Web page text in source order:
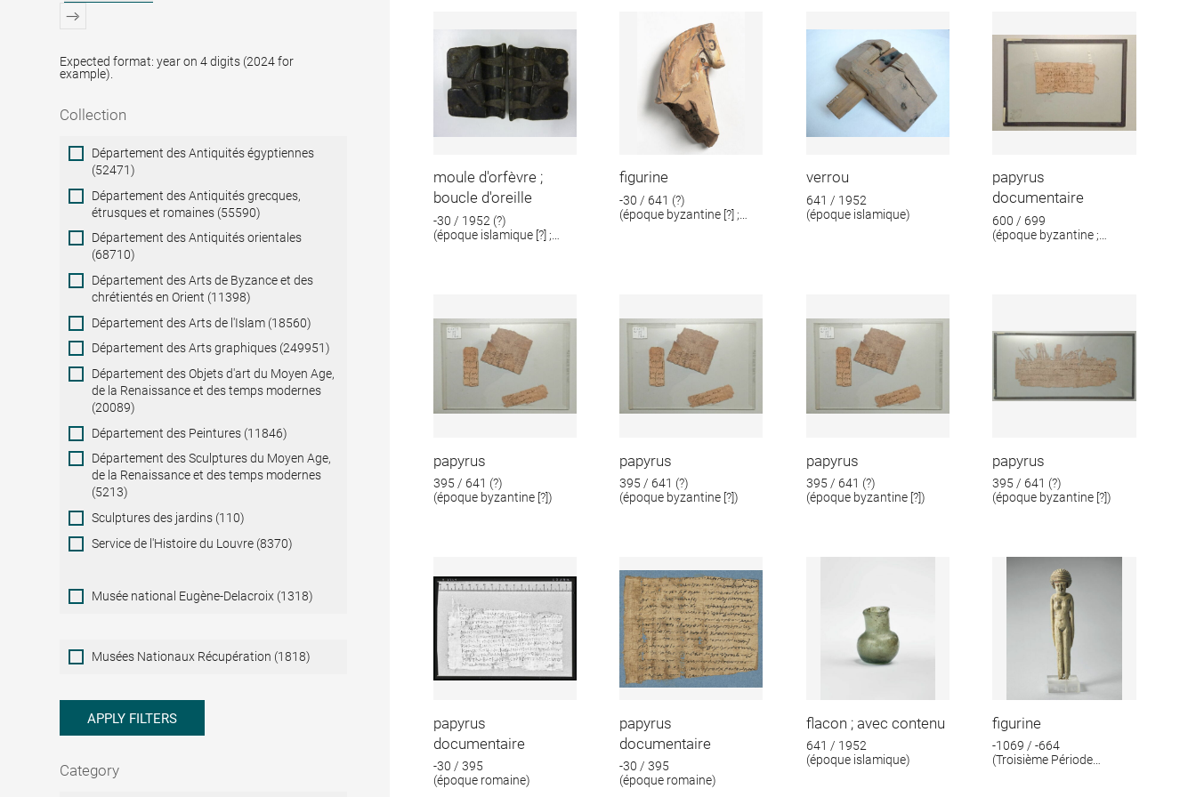
Expected format: year on 4 digits (2024 for
example).
Collection
Collection
Département des Antiquités égyptiennes
(52471)
Département des Antiquités grecques,
étrusques et romaines (55590)
Département des Antiquités orientales
(68710)
Département des Arts de Byzance et des
chrétientés en Orient (11398)
Département des Arts de l'Islam (18560)
Département des Arts graphiques (249951)
Département des Objets d'art du Moyen Age,
de la Renaissance et des temps modernes
(20089)
Département des Peintures (11846)
Département des Sculptures du Moyen Age,
de la Renaissance et des temps modernes
(5213)
Sculptures des jardins (110)
Service de l'Histoire du Louvre (8370)
Musée national Eugène-Delacroix (1318)
Musées
Nationaux
Musées Nationaux Récupération (1818)
APPLY FILTERS
Category
moule d'orfèvre ;
boucle d'oreille
-30 / 1952 (?)
(époque islamique [?] ;
figurine
-30 / 641 (?)
(époque byzantine [?] ;
verrou
641 / 1952
(époque islamique)
papyrus
documentaire
600 / 699
(époque byzantine ;
papyrus
395 / 641 (?)
(époque byzantine [?])
papyrus
395 / 641 (?)
(époque byzantine [?])
papyrus
395 / 641 (?)
(époque byzantine [?])
papyrus
395 / 641 (?)
(époque byzantine [?])
papyrus
documentaire
-30 / 395
(époque romaine)
papyrus
documentaire
-30 / 395
(époque romaine)
flacon ; avec contenu
641 / 1952
(époque islamique)
figurine
-1069 / -664
(Troisième Période